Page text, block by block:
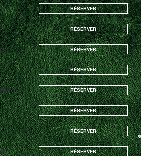
RÉSERVER
RÉSERVER
RÉSERVER
RÉSERVER
RÉSERVER
RÉSERVER
RÉSERVER
RÉSERVER